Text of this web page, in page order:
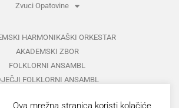
Zvuci Opatovine
HARMONIKAŠKI ORKESTAR
AKADEMSKI ZBOR
FOLKLORNI ANSAMBL
FOLKLORNI ANSAMBL
FOLKLORNOG ANSAMBLA
Ova mrežna stranica koristi kolačiće